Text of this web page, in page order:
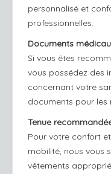
personnalisé et
professionnelles.
Documents
Si vous êtes
vous possédez des
concernant votre
documents pour
Tenue
Pour votre confort
mobilité, nous vous
vêtements